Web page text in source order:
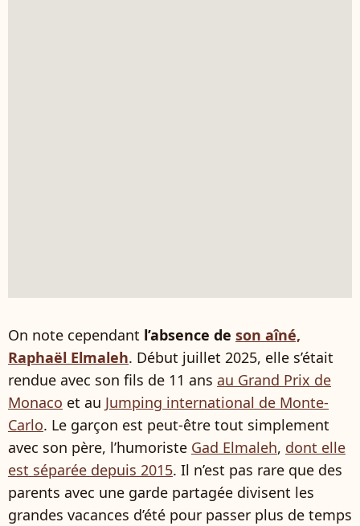
On note cependant l’absence de son aîné,
Raphaël Elmaleh. Début juillet 2025, elle s’était
rendue avec son fils de 11 ans au Grand Prix de
Monaco et au Jumping international de Monte-
Carlo. Le garçon est peut-être tout simplement
avec son père, l’humoriste Gad Elmaleh, dont elle
est séparée depuis 2015. Il n’est pas rare que des
parents avec une garde partagée divisent les
grandes vacances d’été pour passer plus de temps